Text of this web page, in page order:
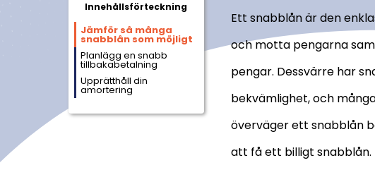
Innehållsförteckning
Jämför så många
snabblån som möjligt
Planlägg en snabb
tillbakabetalning
Upprätthåll din
amortering
Ett snabblån är den
och motta pengarna
pengar. Dessvärre har
bekvämlighet, och
överväger ett snabblån
att få ett billigt snabblån.